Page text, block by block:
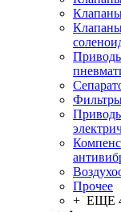
Прочее
+ ЕЩЕ